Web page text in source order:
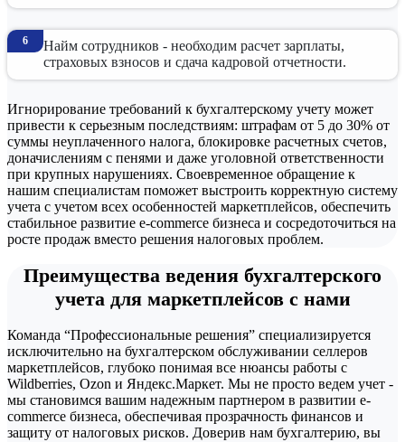
Найм сотрудников - необходим расчет зарплаты,
страховых взносов и сдача кадровой отчетности.
Игнорирование требований к бухгалтерскому учету может
привести к серьезным последствиям: штрафам от 5 до 30% от
суммы неуплаченного налога, блокировке расчетных счетов,
доначислениям с пенями и даже уголовной ответственности
при крупных нарушениях. Своевременное обращение к
нашим специалистам поможет выстроить корректную систему
учета с учетом всех особенностей маркетплейсов, обеспечить
стабильное развитие e-commerce бизнеса и сосредоточиться на
росте продаж вместо решения налоговых проблем.
Когда нужна профессиональная
Как только Wildberries или Ozon перечислили вам деньги или
Преимущества ведения бухгалтерского
учета для маркетплейсов с нами
Команда “Профессиональные решения” специализируется
исключительно на бухгалтерском обслуживании селлеров
маркетплейсов, глубоко понимая все нюансы работы с
Wildberries, Ozon и Яндекс.Маркет. Мы не просто ведем учет -
мы становимся вашим надежным партнером в развитии e-
commerce бизнеса, обеспечивая прозрачность финансов и
защиту от налоговых рисков. Доверив нам бухгалтерию, вы